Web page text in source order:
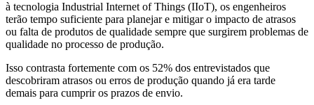
à tecnologia Industrial Internet of Things (IIoT), os engenheiros
terão tempo suficiente para planejar e mitigar o impacto de atrasos
ou falta de produtos de qualidade sempre que surgirem problemas de
qualidade no processo de produção.
Isso contrasta fortemente com os 52% dos entrevistados que
descobriram atrasos ou erros de produção quando já era tarde
demais para cumprir os prazos de envio.